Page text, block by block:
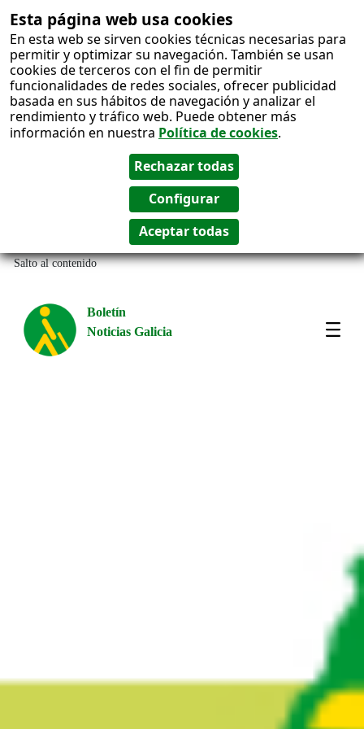
Esta página web usa cookies
En esta web se sirven cookies técnicas necesarias para
permitir y optimizar su navegación. También se usan
cookies de terceros con el fin de permitir
funcionalidades de redes sociales, ofrecer publicidad
basada en sus hábitos de navegación y analizar el
rendimiento y tráfico web. Puede obtener más
información en nuestra Política de cookies.
Salto al contenido
Boletín
Noticias Galicia